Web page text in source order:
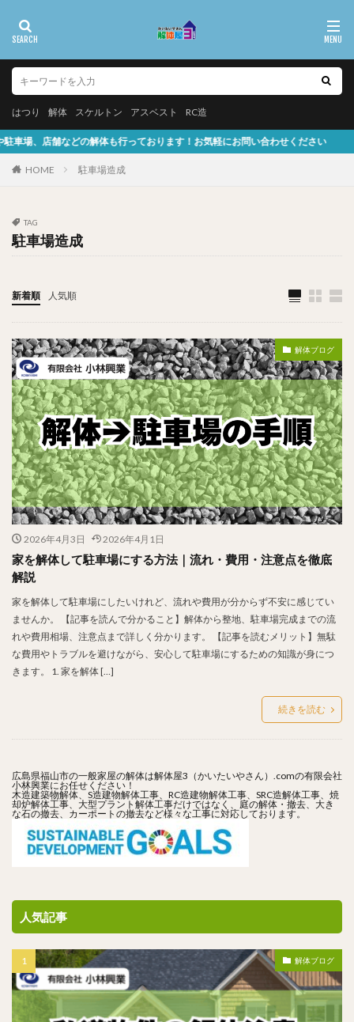
はつり 解体 スケルトン アスベスト RC造
どの解体も行っております！お気軽にお問い合わせください
HOME 駐車場造成
TAG
駐車場造成
新着順 人気順
解体ブログ
2026年4月3日 2026年4月1日
家を解体して駐車場にする方法｜流れ・費用・注意点を徹底
解説
家を解体して駐車場にしたいけれど、流れや費用が分からず不安に感じてい
ませんか。 【記事を読んで分かること】解体から整地、駐車場完成までの流
れや費用相場、注意点まで詳しく分かります。 【記事を読むメリット】無駄
な費用やトラブルを避けながら、安心して駐車場にするための知識が身につ
きます。 1. 家を解体 […]
続きを読む
広島県福山市の一般家屋の解体は解体屋3（かいたいやさん）.comの有限会社
小林興業にお任せください！
木造建築物解体、S造建物解体工事、RC造建物解体工事、SRC造解体工事、焼
却炉解体工事、大型プラント解体工事だけではなく、庭の解体・撤去、大き
な石の撤去、カーポートの撤去など様々な工事に対応しております。
人気記事
解体ブログ